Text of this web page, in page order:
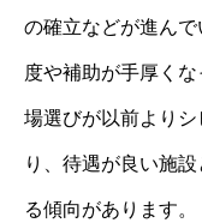
の確立などが進ん
度や補助が手厚く
場選びが以前より
り、待遇が良い施
る傾向があります。